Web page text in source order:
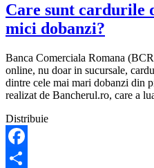
Care sunt cardurile
mici dobanzi?
Banca Comerciala Romana
online, nu doar in sucursale,
dintre cele mai mari dobanzi din
realizat de Bancherul.ro, care a
Distribuie
Facebook